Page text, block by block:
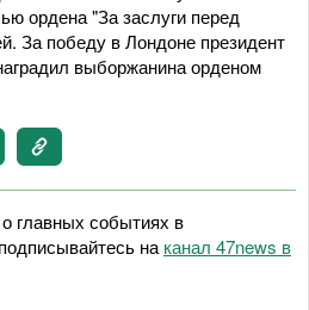
ордена "За заслуги перед
За победу в Лондоне президент
выборжанина орденом
главных событиях в
на канал 47news в